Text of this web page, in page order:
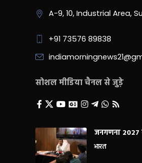
A-9, 10, Industrial Area,
+91 73576 89838
सोशल मीडिया चैनल से जुड़े
जनगणना 2027
भारत